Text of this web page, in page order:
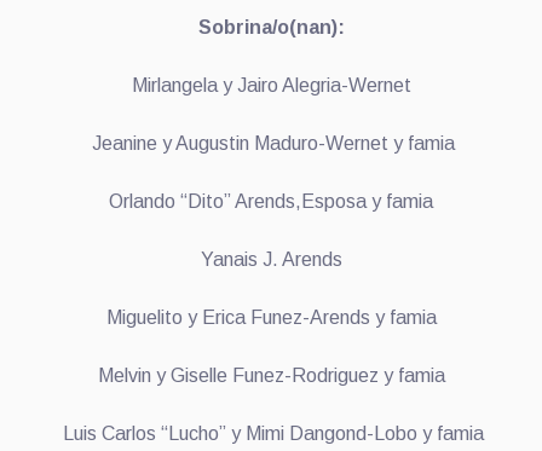
Sobrina/o(nan):
Mirlangela y Jairo Alegria-Wernet
Jeanine y Augustin Maduro-Wernet y famia
Orlando “Dito” Arends,Esposa y famia
Yanais J. Arends
Miguelito y Erica Funez-Arends y famia
Melvin y Giselle Funez-Rodriguez y famia
Luis Carlos “Lucho” y Mimi Dangond-Lobo y famia